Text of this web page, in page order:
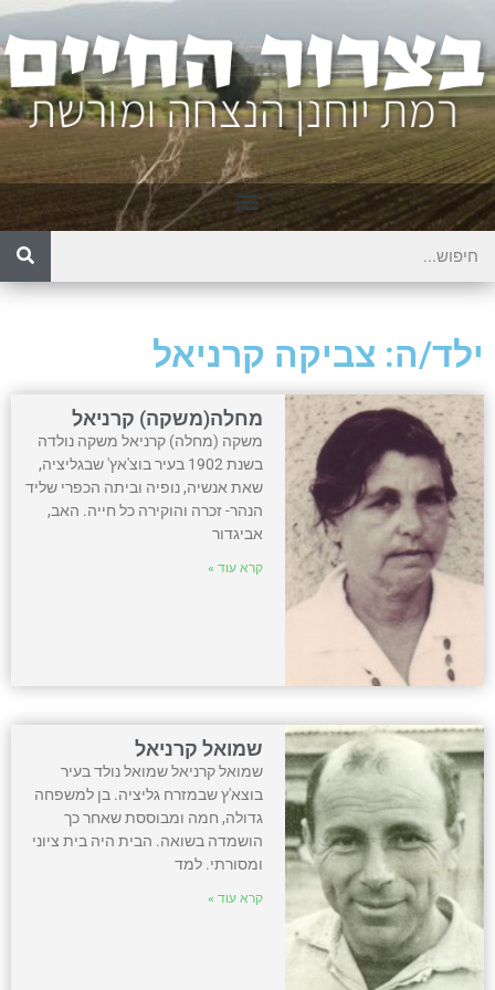
ילד/ה: צביקה קרניאל
מחלה(משקה) קרניאל
משקה (מחלה) קרניאל משקה נולדה
בשנת 1902 בעיר בוצ'אץ' שבגליציה,
שאת אנשיה, נופיה וביתה הכפרי שליד
הנהר- זכרה והוקירה כל חייה. האב,
אביגדור
קרא עוד »
שמואל קרניאל
שמואל קרניאל שמואל נולד בעיר
בוצא'ץ שבמזרח גליציה. בן למשפחה
גדולה, חמה ומבוססת שאחר כך
הושמדה בשואה. הבית היה בית ציוני
ומסורתי. למד
קרא עוד »